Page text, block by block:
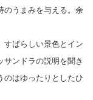
のうまみを与える。余
すばらしい景色とイン
サンドラの説明を聞き
のはゆったりとしたひ